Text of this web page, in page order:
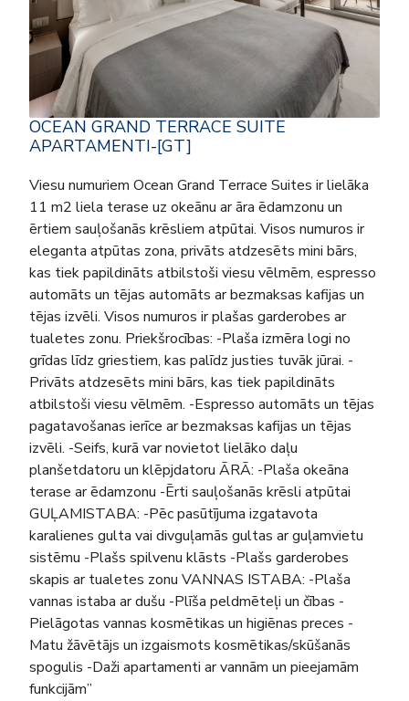
OCEAN GRAND TERRACE SUITE
APARTAMENTI-[GT]
Viesu numuriem Ocean Grand Terrace Suites ir lielāka
11 m2 liela terase uz okeānu ar āra ēdamzonu un
ērtiem sauļošanās krēsliem atpūtai. Visos numuros ir
eleganta atpūtas zona, privāts atdzesēts mini bārs,
kas tiek papildināts atbilstoši viesu vēlmēm, espresso
automāts un tējas automāts ar bezmaksas kafijas un
tējas izvēli. Visos numuros ir plašas garderobes ar
tualetes zonu. Priekšrocības: -Plaša izmēra logi no
grīdas līdz griestiem, kas palīdz justies tuvāk jūrai. -
Privāts atdzesēts mini bārs, kas tiek papildināts
atbilstoši viesu vēlmēm. -Espresso automāts un tējas
pagatavošanas ierīce ar bezmaksas kafijas un tējas
izvēli. -Seifs, kurā var novietot lielāko daļu
planšetdatoru un klēpjdatoru ĀRĀ: -Plaša okeāna
terase ar ēdamzonu -Ērti sauļošanās krēsli atpūtai
GUĻAMISTABA: -Pēc pasūtījuma izgatavota
karalienes gulta vai divguļamās gultas ar guļamvietu
sistēmu -Plašs spilvenu klāsts -Plašs garderobes
skapis ar tualetes zonu VANNAS ISTABA: -Plaša
vannas istaba ar dušu -Plīša peldmēteļi un čības -
Pielāgotas vannas kosmētikas un higiēnas preces -
Matu žāvētājs un izgaismots kosmētikas/skūšanās
spogulis -Daži apartamenti ar vannām un pieejamām
funkcijām”